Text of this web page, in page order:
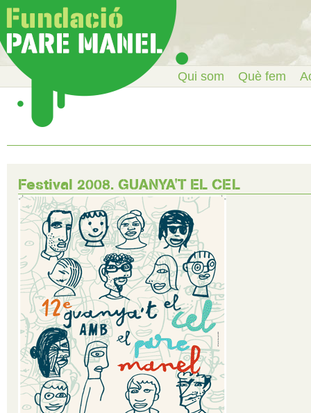
Qui som Què fem
Festival 2008. GUANYA'T EL CEL